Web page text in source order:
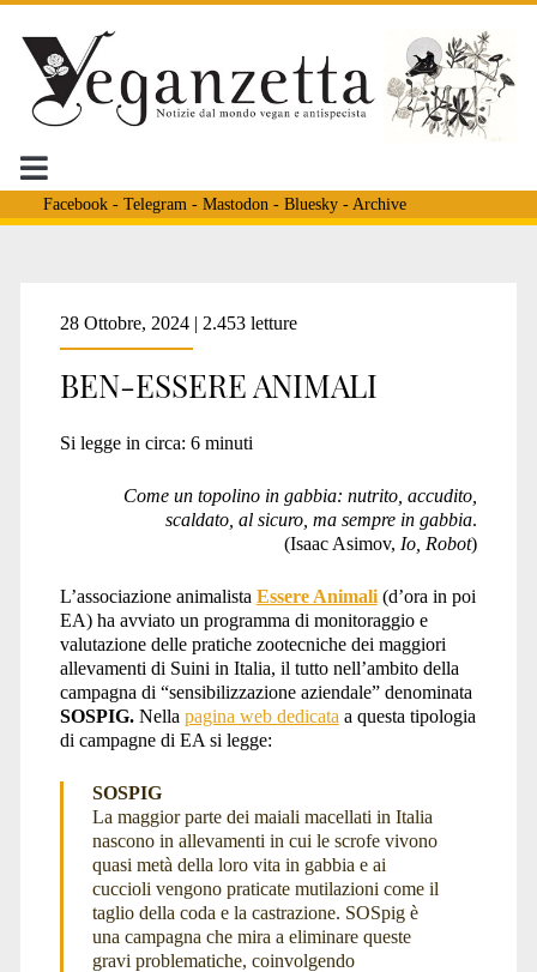
Facebook- Telegram - Mastodon - Bluesky- Archive
Tag:
<span>sospig</span>
28 Ottobre, 2024 | 2.453 letture
BEN-ESSERE ANIMALI
Si legge in circa: 6 minuti
Come un topolino in gabbia: nutrito, accudito,
scaldato, al sicuro, ma sempre in gabbia.
(Isaac Asimov, Io, Robot)
L’associazione animalista Essere Animali(d’ora in poi
EA) ha avviato un programma di monitoraggio e
valutazione delle pratiche zootecniche dei maggiori
allevamenti di Suini in Italia, il tutto nell’ambito della
campagna di “sensibilizzazione aziendale” denominata
SOSPIG.Nella pagina web dedicata a questa tipologia
di campagne di EA si legge:
SOSPIG
La maggior parte dei maiali macellati in Italia
nascono in allevamenti in cui le scrofe vivono
quasi metà della loro vita in gabbia e ai
cuccioli vengono praticate mutilazioni come il
taglio della coda e la castrazione. SOSpig è
una campagna che mira a eliminare queste
gravi problematiche, coinvolgendo